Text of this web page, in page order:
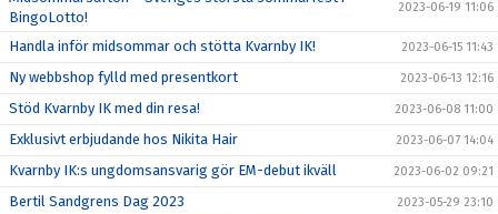
BingoLotto!
2023-06-19 11:06
Handla inför midsommar och stötta Kvarnby IK! 2023-06-15 11:43
Ny webbshop fylld med presentkort 2023-06-13 12:16
Stöd Kvarnby IK med din resa! 2023-06-08 11:00
Exklusivt erbjudande hos Nikita Hair 2023-06-07 14:04
Kvarnby IK:s ungdomsansvarig gör EM-debut ikväll 2023-06-02 09:21
Bertil Sandgrens Dag 2023 2023-05-29 23:10